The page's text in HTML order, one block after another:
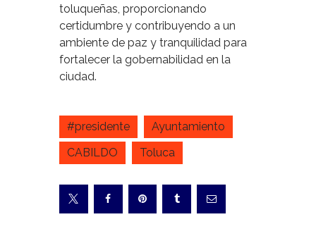
toluqueñas, proporcionando
certidumbre y contribuyendo a un
ambiente de paz y tranquilidad para
fortalecer la gobernabilidad en la
ciudad.
#presidente
Ayuntamiento
CABILDO
Toluca